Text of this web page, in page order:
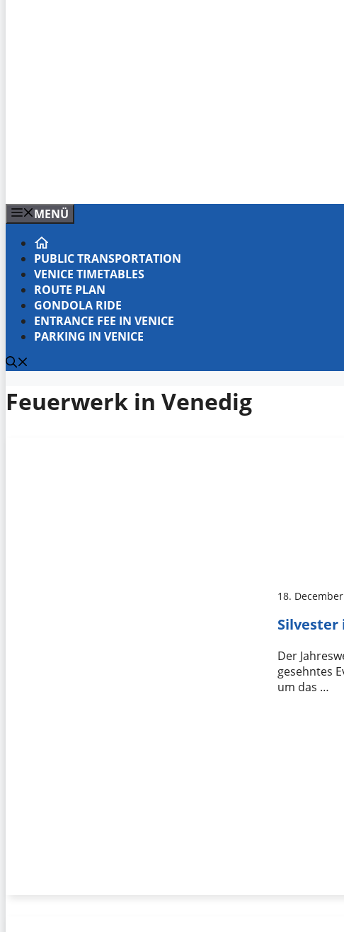
MENÜ
PUBLIC TRANSPORTATION
VENICE TIMETABLES
ROUTE PLAN
GONDOLA RIDE
ENTRANCE FEE IN VENICE
PARKING IN VENICE
Feuerwerk in Venedig
18.
Silvester
Der
gesehntes
um das …